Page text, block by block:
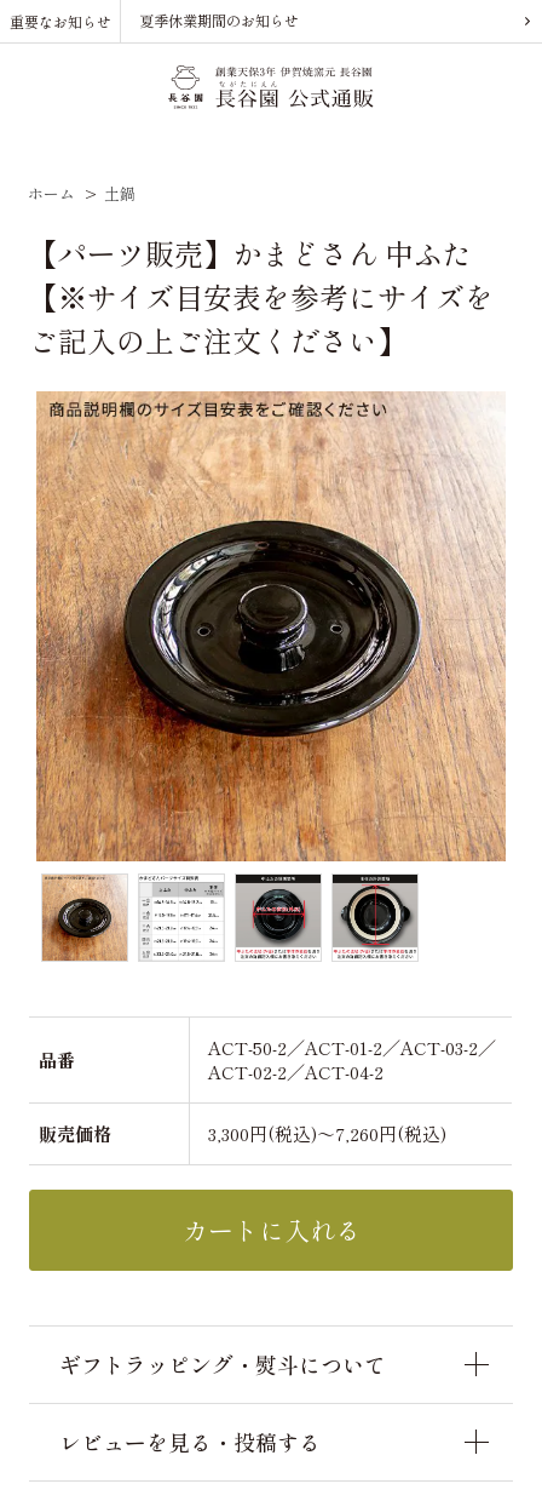
重要なお知らせ 夏季休業期間のお知らせ
ホーム > 土鍋
【パーツ販売】かまどさん 中ふた
【※サイズ目安表を参考にサイズを
ご記入の上ご注文ください】
品番
ACT-50-2／ACT-01-2／ACT-03-2／
ACT-02-2／ACT-04-2
販売価格 3,300円(税込)～7,260円(税込)
カートに入れる
ギフトラッピング・熨斗について
レビューを見る・投稿する